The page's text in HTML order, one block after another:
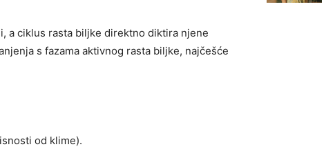
a ciklus rasta biljke direktno diktira njene
s fazama aktivnog rasta biljke, najčešće
od klime).